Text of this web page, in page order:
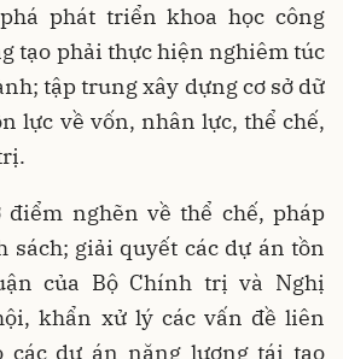
phát triển khoa học công
tạo phải thực hiện nghiêm túc
tập trung xây dựng cơ sở dữ
lực về vốn, nhân lực, thể chế,
điểm nghẽn về thể chế, pháp
sách; giải quyết các dự án tồn
của Bộ Chính trị và Nghị
khẩn xử lý các vấn đề liên
các dự án năng lượng tái tạo